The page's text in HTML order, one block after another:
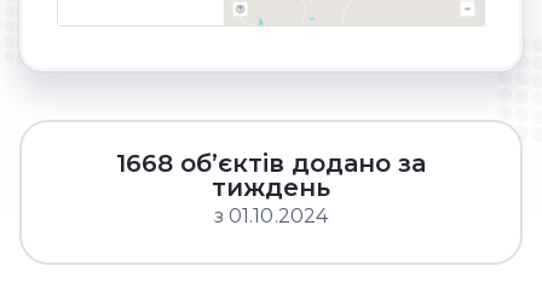
1668 об’єктів додано за
тиждень
з 01.10.2024